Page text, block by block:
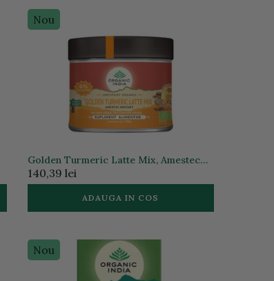
Nou
Golden Turmeric Latte Mix, Amestec
Instant cu 6% Curcumină Organică,
100g ECO | Organic India
140,39 lei
ADAUGA IN COS
Nou